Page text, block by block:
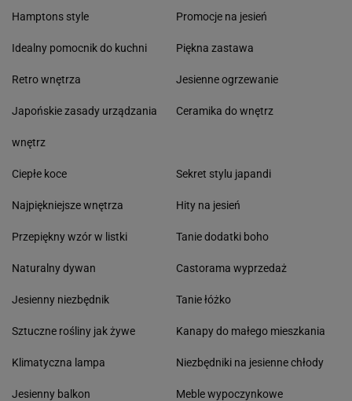
Hamptons style
Idealny pomocnik do kuchni
Retro wnętrza
Japońskie zasady urządzania
wnętrz
Promocje na jesień
Piękna zastawa
Jesienne ogrzewanie
Ceramika do wnętrz
Ciepłe koce
Najpiękniejsze wnętrza
Przepiękny wzór w listki
Naturalny dywan
Jesienny niezbędnik
Sztuczne rośliny jak żywe
Klimatyczna lampa
Jesienny balkon
Sekret stylu japandi
Hity na jesień
Tanie dodatki boho
Castorama wyprzedaż
Tanie łóżko
Kanapy do małego mieszkania
Niezbędniki na jesienne chłody
Meble wypoczynkowe